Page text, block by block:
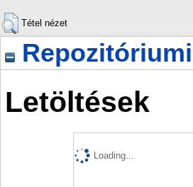
Tétel nézet
Letöltések
Loading...